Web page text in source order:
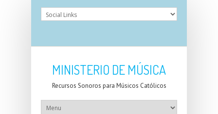
MINISTERIO DE MÚSICA
Recursos Sonoros para Músicos Católicos